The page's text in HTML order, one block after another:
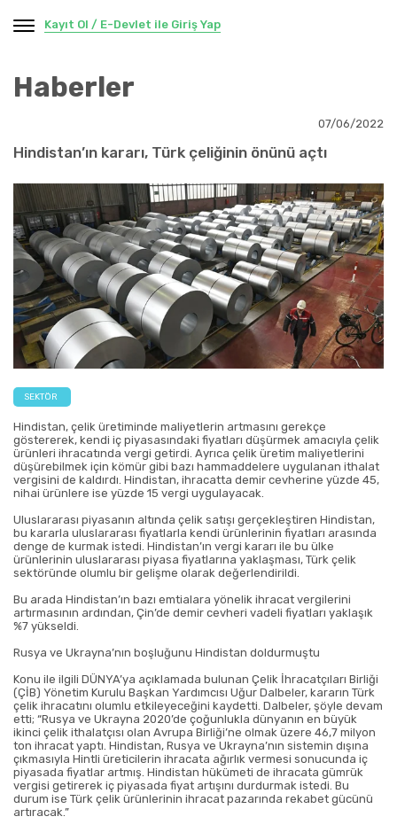
Kayıt Ol / E-Devlet ile Giriş Yap
Haberler
07/06/2022
Hindistan’ın kararı, Türk çeliğinin önünü açtı
SEKTÖR
Hindistan, çelik üretiminde maliyetlerin artmasını gerekçe
göstererek, kendi iç piyasasındaki fiyatları düşürmek amacıyla çelik
ürünleri ihracatında vergi getirdi. Ayrıca çelik üretim maliyetlerini
düşürebilmek için kömür gibi bazı hammaddelere uygulanan ithalat
vergisini de kaldırdı. Hindistan, ihracatta demir cevherine yüzde 45,
nihai ürünlere ise yüzde 15 vergi uygulayacak.
Uluslararası piyasanın altında çelik satışı gerçekleştiren Hindistan,
bu kararla uluslararası fiyatlarla kendi ürünlerinin fiyatları arasında
denge de kurmak istedi. Hindistan’ın vergi kararı ile bu ülke
ürünlerinin uluslararası piyasa fiyatlarına yaklaşması, Türk çelik
sektöründe olumlu bir gelişme olarak değerlendirildi.
Bu arada Hindistan’ın bazı emtialara yönelik ihracat vergilerini
artırmasının ardından, Çin’de demir cevheri vadeli fiyatları yaklaşık
%7 yükseldi.
Rusya ve Ukrayna’nın boşluğunu Hindistan doldurmuştu
Konu ile ilgili DÜNYA’ya açıklamada bulunan Çelik İhracatçıları Birliği
(ÇİB) Yönetim Kurulu Başkan Yardımcısı Uğur Dalbeler, kararın Türk
çelik ihracatını olumlu etkileyeceğini kaydetti. Dalbeler, şöyle devam
etti; “Rusya ve Ukrayna 2020’de çoğunlukla dünyanın en büyük
ikinci çelik ithalatçısı olan Avrupa Birliği’ne olmak üzere 46,7 milyon
ton ihracat yaptı. Hindistan, Rusya ve Ukrayna’nın sistemin dışına
çıkmasıyla Hintli üreticilerin ihracata ağırlık vermesi sonucunda iç
piyasada fiyatlar artmış. Hindistan hükümeti de ihracata gümrük
vergisi getirerek iç piyasada fiyat artışını durdurmak istedi. Bu
durum ise Türk çelik ürünlerinin ihracat pazarında rekabet gücünü
artıracak.”